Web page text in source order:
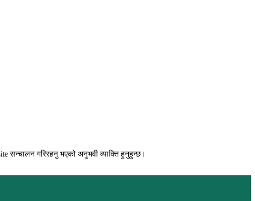
सन्चालन गरिरहनु भएको अनुभवी व्याक्ति हुनुहुन्छ।